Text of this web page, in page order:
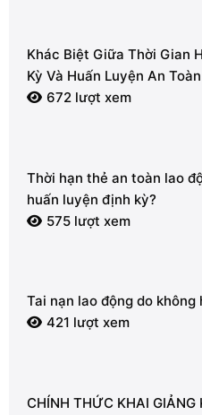
Khác Biệt Giữa Thời Gian
Kỳ Và Huấn Luyện An
672 lượt xem
Thời hạn thẻ an toàn lao
huấn luyện định kỳ?
575 lượt xem
Tai nạn lao động do
421 lượt xem
CHÍNH THỨC KHAI GIẢNG